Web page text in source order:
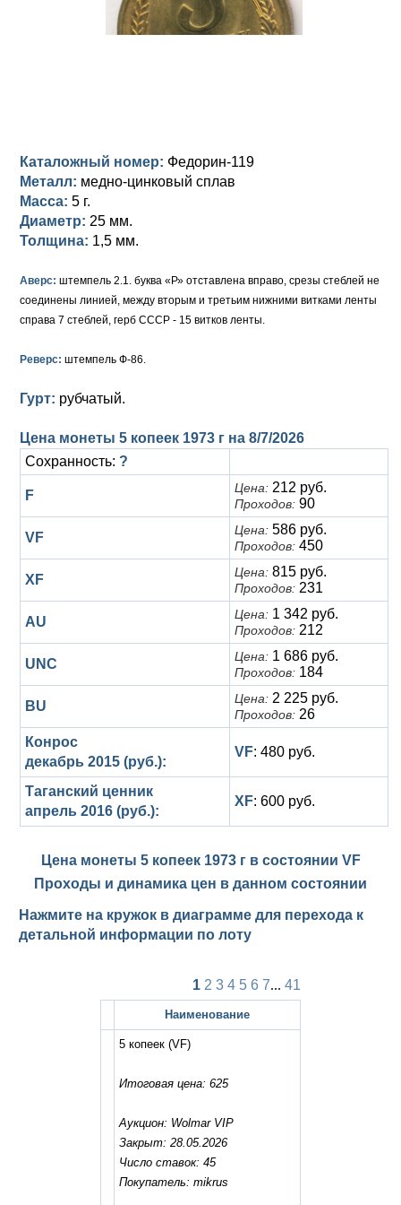
Памятные и донативные
Сибирские монеты
Альбертусталер
Анна Иоанновна (1730-1740)
Золото
Серебро
Медь
Каталожный номер: Федорин-119
Металл: медно-цинковый сплав
Масса: 5 г.
Диаметр: 25 мм.
Толщина: 1,5 мм.
Аверс: штемпель 2.1. буква «Р» отставлена вправо, срезы стеблей не
соединены линией, между вторым и третьим нижними витками ленты
справа 7 стеблей, герб СССР - 15 витков ленты.
Реверс: штемпель Ф-86.
Гурт: рубчатый.
Цена монеты 5 копеек 1973 г на 8/7/2026
Сохранность: ?
F Цена: 212 руб.
Проходов: 90
VF Цена: 586 руб.
Проходов: 450
XF Цена: 815 руб.
Проходов: 231
AU Цена: 1 342 руб.
Проходов: 212
UNC Цена: 1 686 руб.
Проходов: 184
BU Цена: 2 225 руб.
Проходов: 26
Конрос
декабрь 2015 (руб.):
VF: 480 руб.
Таганский ценник
апрель 2016 (руб.):
XF: 600 руб.
Цена монеты 5 копеек 1973 г в состоянии VF
Проходы и динамика цен в данном состоянии
Нажмите на кружок в диаграмме для перехода к
детальной информации по лоту
1 2 3 4 5 6 7... 41
Наименование
5 копеек (VF)
Итоговая цена: 625
Аукцион: Wolmar VIP
Закрыт: 28.05.2026
Число ставок: 45
Покупатель: mikrus